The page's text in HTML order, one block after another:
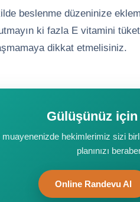
beslenme düzeninize
ki fazla E vitamini
dikkat etmelisiniz.
Gülüşünüz için
muayenenizde hekimlerimiz sizi
planınızı
Online Randevu Al